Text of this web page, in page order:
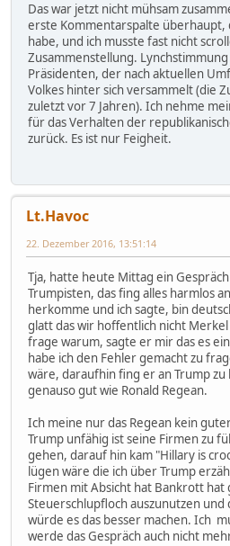
Das war jetzt nicht mühsam
erste Kommentarspalte überhaupt,
habe, und ich musste fast nicht
Zusammenstellung.
Präsidenten, der nach aktuellen
Volkes hinter sich versammelt (die
zuletzt vor 7 Jahren). Ich nehme
für das Verhalten der
zurück. Es ist nur Feigheit.
Lt.Havoc
22. Dezember 2016, 13:51:14
Tja, hatte heute Mittag ein
Trumpisten, das fing alles harmlos
herkomme und ich sagte, bin
glatt das wir hoffentlich nicht
frage warum, sagte er mir das es
habe ich den Fehler gemacht zu
wäre, daraufhin fing er an Trump
genauso gut wie Ronald Regean.
Ich meine nur das Regean kein
Trump unfähig ist seine Firmen zu
gehen, darauf hin kam "Hillary is
lügen wäre die ich über Trump
Firmen mit Absicht hat Bankrott hat
Steuerschlupfloch auszunutzen und
würde es das besser machen. Ich
werde das Gespräch auch nicht